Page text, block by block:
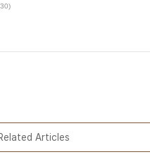
Articles